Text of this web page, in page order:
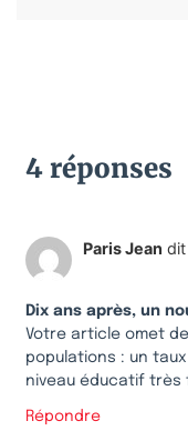
4 réponses
Paris Jean dit
Dix ans après, un
Votre article omet
populations : un
niveau éducatif très
Répondre